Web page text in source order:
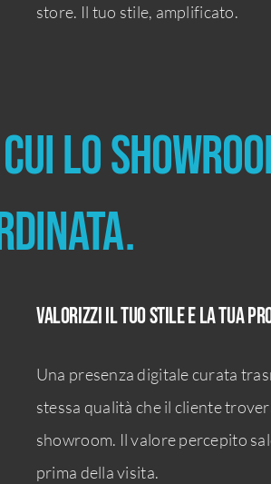
store. Il tuo stile, amplificato.
lo
Valorizzi il tuo stile e la tua
Una presenza digitale curata
stessa qualità che il cliente
showroom. Il valore percepito
prima della visita.